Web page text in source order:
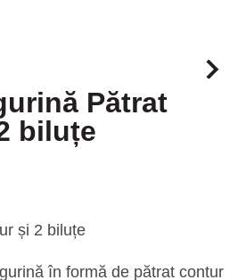
Pătrat
biluțe
și 2 biluțe
în formă de pătrat contur